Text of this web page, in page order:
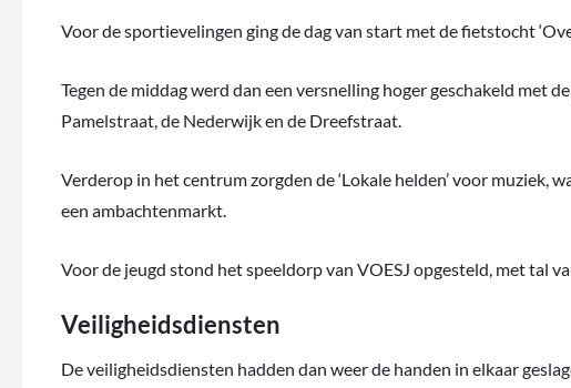
Voor de sportievelingen ging de dag van start met de fietstocht
Tegen de middag werd dan een versnelling hoger geschakeld met
Pamelstraat, de Nederwijk en de Dreefstraat.
Verderop in het centrum zorgden de ‘Lokale helden’ voor muziek,
een ambachtenmarkt.
Voor de jeugd stond het speeldorp van VOESJ opgesteld, met tal
Veiligheidsdiensten
De veiligheidsdiensten hadden dan weer de handen in elkaar